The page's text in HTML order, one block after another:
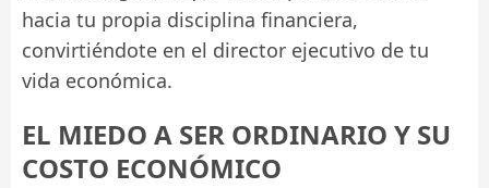
hacia tu propia disciplina financiera,
convirtiéndote en el director ejecutivo de tu
vida económica.
EL MIEDO A SER ORDINARIO Y SU
COSTO ECONÓMICO